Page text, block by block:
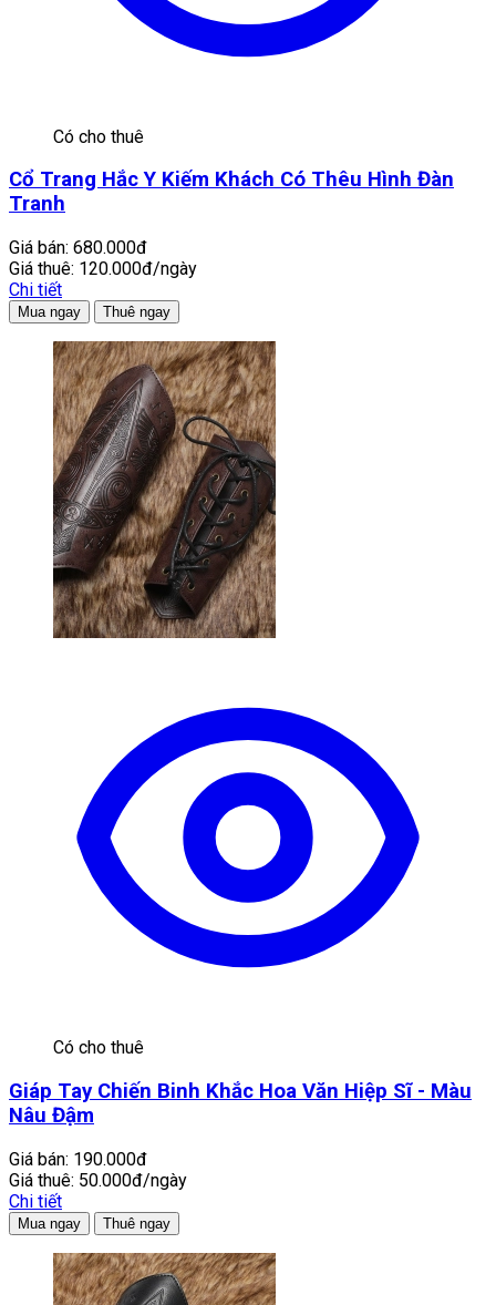
Có cho thuê
Cổ Trang Hắc Y Kiếm Khách Có Thêu Hình Đàn
Tranh
Giá bán: 680.000đ
Giá thuê: 120.000đ/ngày
Chi tiết
Mua ngay Thuê ngay
Có cho thuê
Giáp Tay Chiến Binh Khắc Hoa Văn Hiệp Sĩ - Màu
Nâu Đậm
Giá bán: 190.000đ
Giá thuê: 50.000đ/ngày
Chi tiết
Mua ngay Thuê ngay